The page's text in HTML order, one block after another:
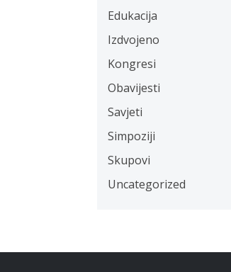
Edukacija
Izdvojeno
Kongresi
Obavijesti
Savjeti
Simpoziji
Skupovi
Uncategorized